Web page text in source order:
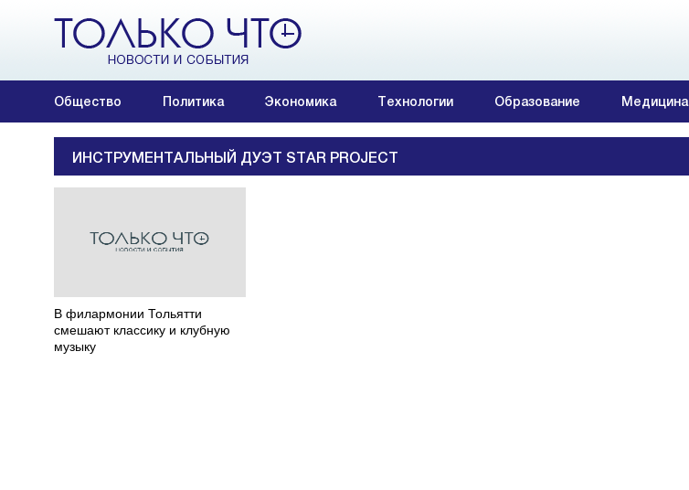
Общество Политика Экономика Технологии Образование Медицина
ИНСТРУМЕНТАЛЬНЫЙ ДУЭТ STAR PROJECT
В филармонии Тольятти
смешают классику и клубную
музыку